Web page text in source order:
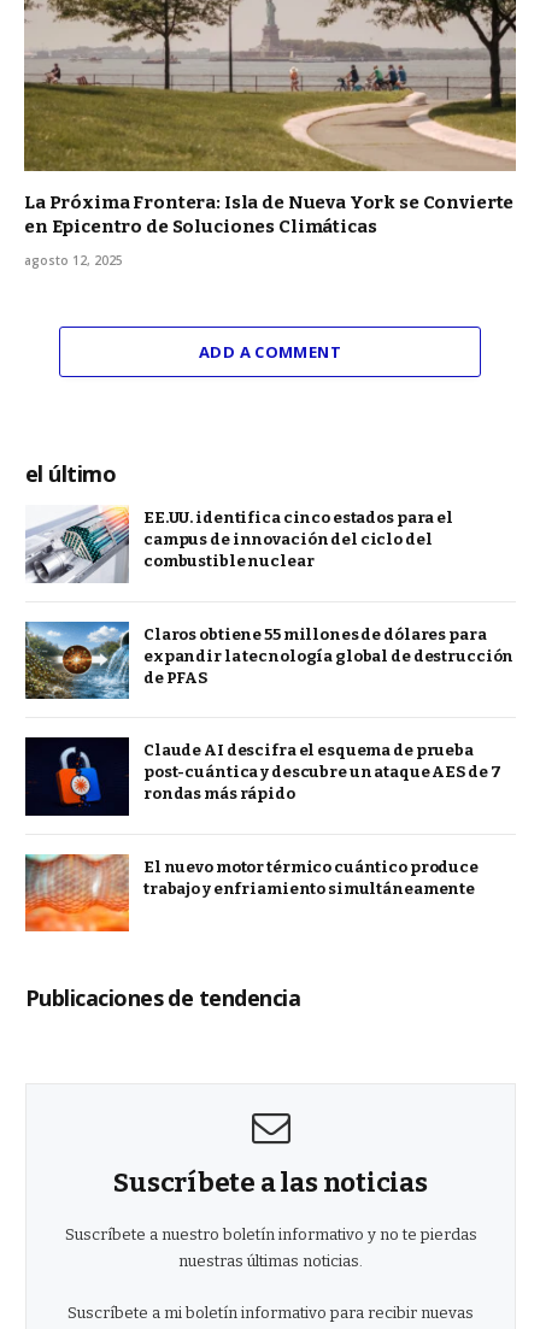
La Próxima Frontera: Isla de Nueva York se Convierte
en Epicentro de Soluciones Climáticas
agosto 12, 2025
ADD A COMMENT
el último
EE.UU. identifica cinco estados para el
campus de innovación del ciclo del
combustible nuclear
Claros obtiene 55 millones de dólares para
expandir la tecnología global de destrucción
de PFAS
Claude AI descifra el esquema de prueba
post-cuántica y descubre un ataque AES de 7
rondas más rápido
El nuevo motor térmico cuántico produce
trabajo y enfriamiento simultáneamente
Publicaciones de tendencia
Suscríbete a las noticias
Suscríbete a nuestro boletín informativo y no te pierdas
nuestras últimas noticias.
Suscríbete a mi boletín informativo para recibir nuevas